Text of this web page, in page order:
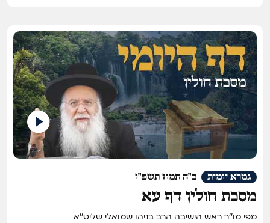
כ"ה תמוז תשפ"ו גמרא יומית
מסכת חולין דף עא
מפי מו''ר ראש הישיבה הרב בניהו שמואלי שליט''א